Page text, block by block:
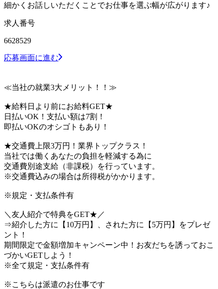
細かくお話しいただくことでお仕事を選ぶ幅が広がります♪
求人番号
6628529
応募画面に進む
≪当社の就業3大メリット！！≫
★給料日より前にお給料GET★
日払いOK！支払い額は7割！
即払いOKのオシゴトもあり！
★交通費上限3万円！業界トップクラス！
当社では働くあなたの負担を軽減する為に
交通費別途支給（非課税）を行っています。
※交通費込みの場合は所得税がかかります。
※規定・支払条件有
＼友人紹介で特典をGET★／
⇒紹介した方に【10万円】、された方に【5万円】をプレゼ
ント！
期間限定で金額増加キャンペーン中！お友だちを誘っておこ
づかいGETしよう！
※全て規定・支払条件有
※こちらは派遣のお仕事です